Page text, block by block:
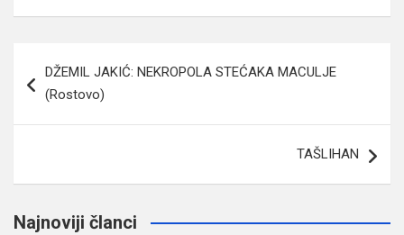
članaka
DŽEMIL JAKIĆ: NEKROPOLA STEĆAKA MACULJE
(Rostovo)
TAŠLIHAN
Najnoviji članci